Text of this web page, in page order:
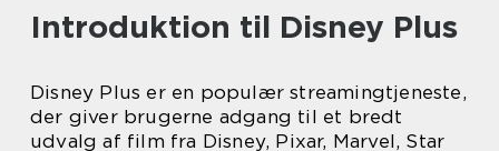
Introduktion til Disney Plus
Disney Plus er en populær streamingtjeneste,
der giver brugerne adgang til et bredt
udvalg af film fra Disney, Pixar, Marvel, Star